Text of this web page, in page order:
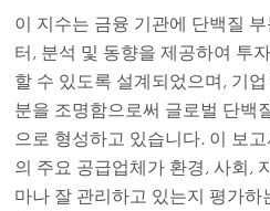
Mowi Germany
Mowi Ireland
Mowi Netherlands
Mowi Norway
계속
이 지수는 금융 기관에 단백질
터, 분석 및 동향을 제공하여 투
할 수 있도록 설계되었으며, 기
분을 조명함으로써 글로벌 단백
으로 형성하고 있습니다. 이 보
의 주요 공급업체가 환경, 사회,
마나 잘 관리하고 있는지 평가하